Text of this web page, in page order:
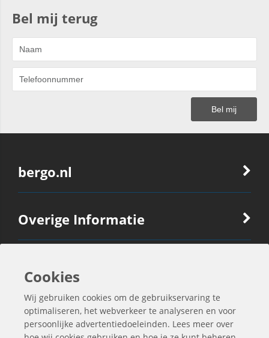
Bel mij terug
bergo.nl
Overige Informatie
Ook Interessant
Contactgegevens
Cookies
Wij gebruiken cookies om de gebruikservaring te
optimaliseren, het webverkeer te analyseren en voor
persoonlijke advertentiedoeleinden. Lees meer over